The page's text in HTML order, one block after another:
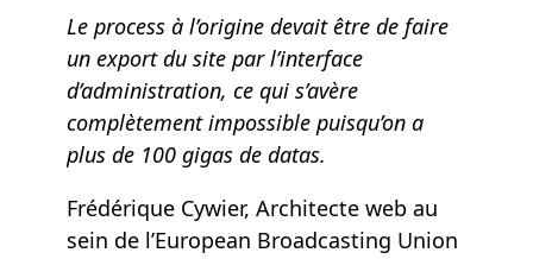
Le process à l’origine devait être de faire
un export du site par l’interface
d’administration, ce qui s’avère
complètement impossible puisqu’on a
plus de 100 gigas de datas.
Frédérique Cywier, Architecte web au
sein de l’European Broadcasting Union